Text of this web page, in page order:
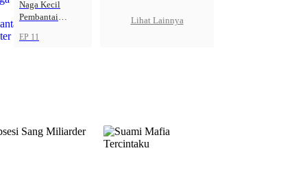
Naga Kecil
Pembantai
EP 11
Lihat Lainnya